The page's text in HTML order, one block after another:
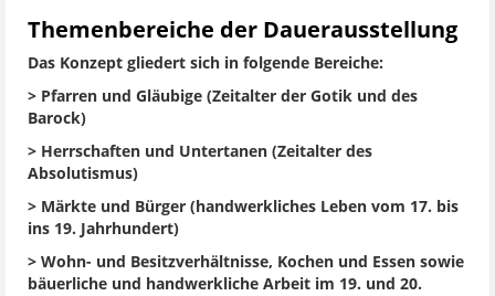
Themenbereiche der Dauerausstellung
Das Konzept gliedert sich in folgende Bereiche:
> Pfarren und Gläubige (Zeitalter der Gotik und des
Barock)
> Herrschaften und Untertanen (Zeitalter des
Absolutismus)
> Märkte und Bürger (handwerkliches Leben vom 17. bis
ins 19. Jahrhundert)
> Wohn- und Besitzverhältnisse, Kochen und Essen sowie
bäuerliche und handwerkliche Arbeit im 19. und 20.